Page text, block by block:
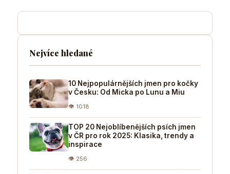
Nejvíce hledané
10 Nejpopulárnějších jmen pro kočky
v Česku: Od Micka po Lunu a Miu
👁 1018
TOP 20 Nejoblíbenějších psích jmen
v ČR pro rok 2025: Klasika, trendy a
inspirace
👁 256